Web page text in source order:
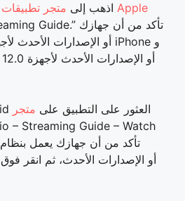
بالنسبة لمستخدمي iOS، اذهب إلى متجر تطبيقات Apple
يمكن لمستخدمي Android العثور على التطبيق على متجر